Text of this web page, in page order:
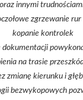
innymi
zgrzewanie rur
kopanie kontrolek
na trasie
zmianę kierunku i
bezwykopowych